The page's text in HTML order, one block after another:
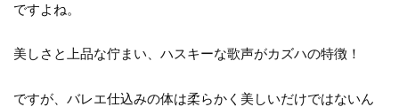
ですよね。
美しさと上品な佇まい、ハスキーな歌声がカズハの特徴！
ですが、バレエ仕込みの体は柔らかく美しいだけではないん